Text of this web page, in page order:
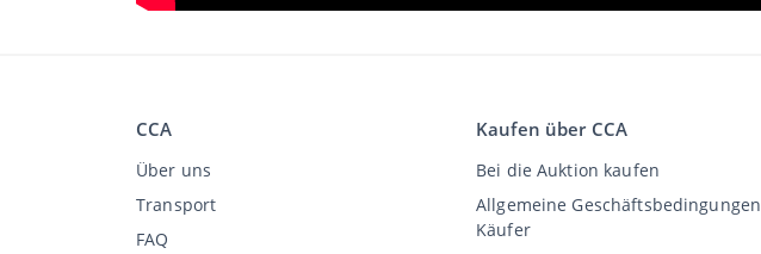
CCA
Über uns
Transport
FAQ
Kaufen über CCA
Bei die Auktion kaufen
Allgemeine Geschäftsbedingungen
Käufer